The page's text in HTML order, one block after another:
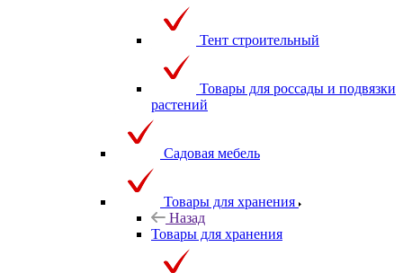
Тент строительный
Товары для россады и подвязки
растений
Садовая мебель
Товары для хранения
Назад
Товары для хранения